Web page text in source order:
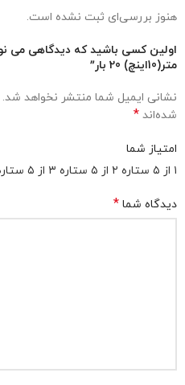
هنوز بررسی‌ای ثبت نشده است.
متر(10اینچ) 20 بار”
نشانی ایمیل شما منتشر نخواهد شد.
شده‌اند *
امتیاز شما
۱ از ۵ ستاره
۲ از ۵ ستاره ۳ از ۵ ستاره
دیدگاه شما *